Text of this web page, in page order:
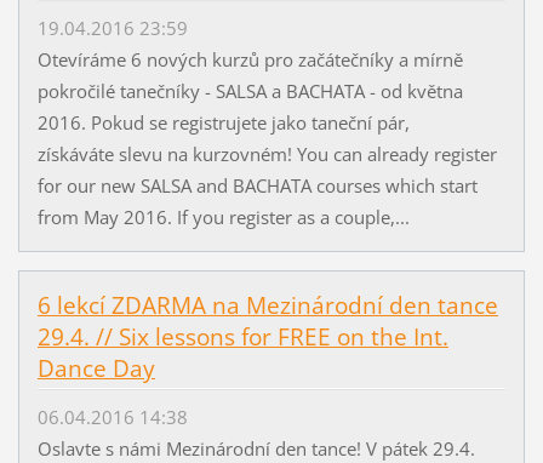
19.04.2016 23:59
Otevíráme 6 nových kurzů pro začátečníky a mírně
pokročilé tanečníky - SALSA a BACHATA - od května
2016. Pokud se registrujete jako taneční pár,
získáváte slevu na kurzovném! You can already register
for our new SALSA and BACHATA courses which start
from May 2016. If you register as a couple,...
6 lekcí ZDARMA na Mezinárodní den tance
29.4. // Six lessons for FREE on the Int.
Dance Day
06.04.2016 14:38
Oslavte s námi Mezinárodní den tance! V pátek 29.4.